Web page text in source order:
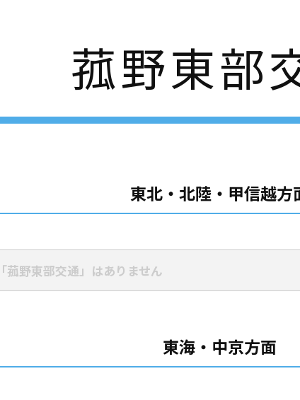
菰野東部
東北・北陸・甲信越方
菰野東部交通」はありません
東海・中京方面